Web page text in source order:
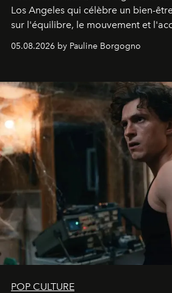
Los Angeles qui célèbre un bien-
sur l'équilibre, le mouvement et
05.08.2026 by Pauline Borgogno
POP CULTURE